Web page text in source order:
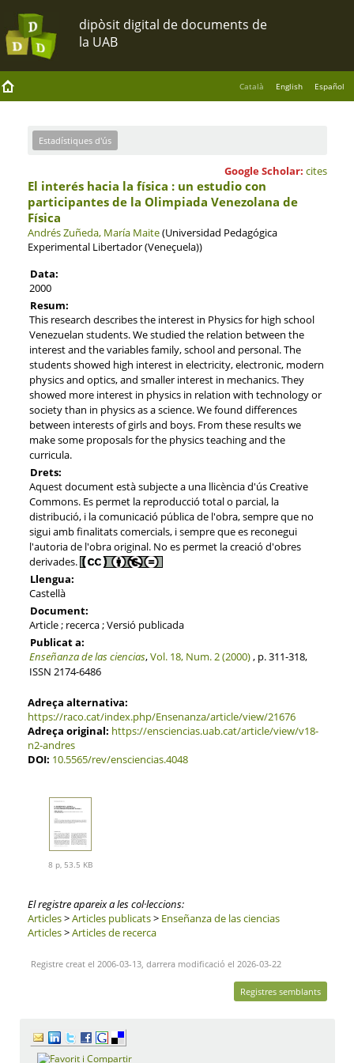
Català English Español
Estadístiques d'ús
Google Scholar: cites
El interés hacia la física : un estudio con
participantes de la Olimpiada Venezolana de
Física
Andrés Zuñeda, María Maite(Universidad Pedagógica
Experimental Libertador (Veneçuela))
Data:
2000
Resum:
This research describes the interest in Physics for high school
Venezuelan students. We studied the relation between the
interest and the variables family, school and personal. The
students showed high interest in electricity, electronic, modern
physics and optics, and smaller interest in mechanics. They
showed more interest in physics in relation with technology or
society than in physics as a science. We found differences
between interests of girls and boys. From these results we
make some proposals for the physics teaching and the
curricula.
Drets:
Aquest document està subjecte a una llicència d'ús Creative
Commons. Es permet la reproducció total o parcial, la
distribució, i la comunicació pública de l'obra, sempre que no
sigui amb finalitats comercials, i sempre que es reconegui
l'autoria de l'obra original. No es permet la creació d'obres
derivades.
Llengua:
Castellà
Document:
Article ; recerca ; Versió publicada
Publicat a:
Enseñanza de las ciencias,Vol. 18, Num. 2 (2000), p. 311-318,
ISSN 2174-6486
Adreça alternativa:
https://raco.cat/index.php/Ensenanza/article/view/21676
Adreça original: https://ensciencias.uab.cat/article/view/v18-
n2-andres
DOI: 10.5565/rev/ensciencias.4048
8 p, 53.5 KB
El registre apareix a les col·leccions:
Articles>Articles publicats> Enseñanza de las ciencias
Articles>Articles de recerca
Registre creat el 2006-03-13, darrera modificació el 2026-03-22
Registres semblants